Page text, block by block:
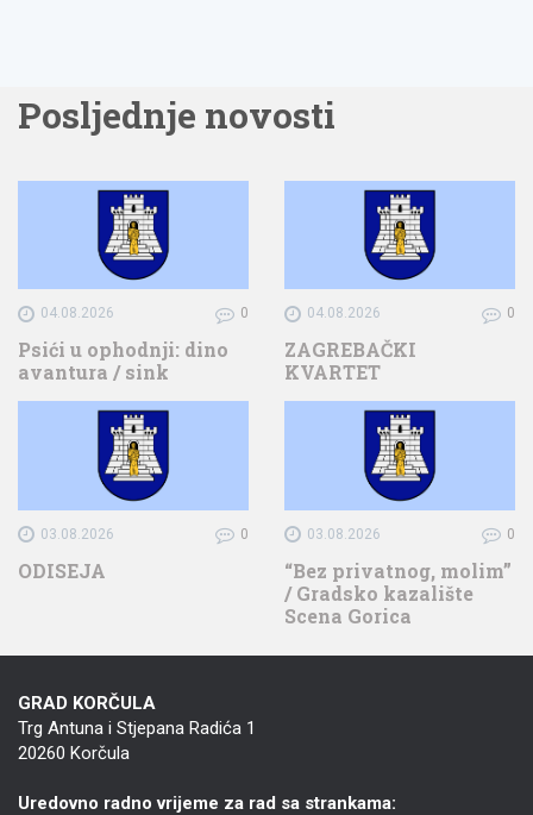
Posljednje novosti
04.08.2026 0
Psići u ophodnji: dino
avantura / sink
04.08.2026 0
ZAGREBAČKI
KVARTET
03.08.2026 0
ODISEJA
03.08.2026 0
“Bez privatnog, molim”
/ Gradsko kazalište
Scena Gorica
GRAD KORČULA
Trg Antuna i Stjepana Radića 1
20260 Korčula
Uredovno radno vrijeme za rad sa strankama: